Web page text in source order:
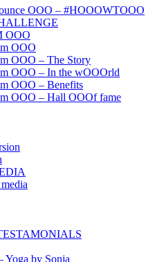
OOO – #HOOOWTOOO
OOO
OOO
OOO – The Story
OOO – In the wOOOrld
OOO – Benefits
OOO – Hall OOOf fame
Yoga by Sonja